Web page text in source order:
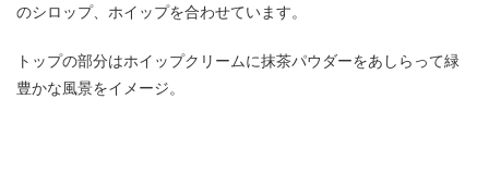
のシロップ、ホイップを合わせています。
トップの部分はホイップクリームに抹茶パウダーをあしらって緑
豊かな風景をイメージ。